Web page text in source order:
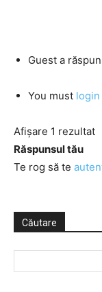
Guest a
You must login
Afișare 1 rezultat
Răspunsul tău
Te rog să te
Căutare